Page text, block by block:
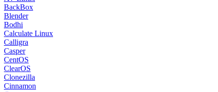
BackBox
Blender
Bodhi
Calculate Linux
Calligra
Casper
CentOS
ClearOS
Clonezilla
Cinnamon